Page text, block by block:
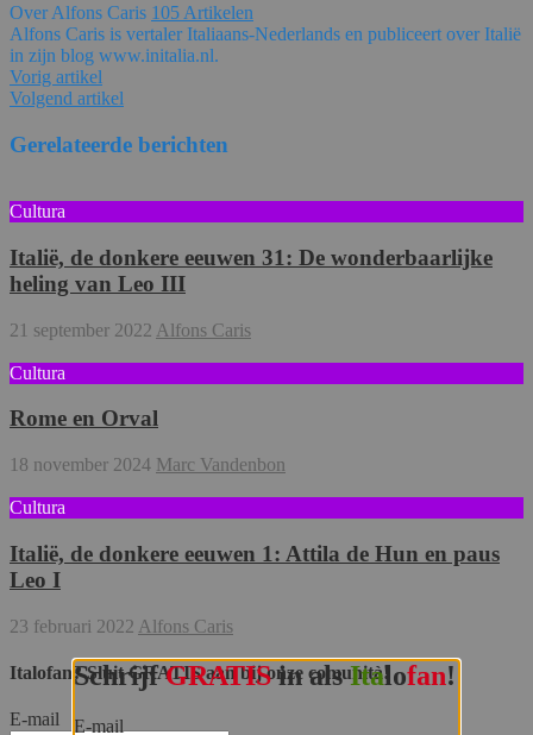
Over Alfons Caris 105 Artikelen
Alfons Caris is vertaler Italiaans-Nederlands en publiceert over Italië
in zijn blog www.initalia.nl.
Vorig artikel
Volgend artikel
Gerelateerde berichten
Cultura
Italië, de donkere eeuwen 31: De wonderbaarlijke
heling van Leo III
21 september 2022 Alfons Caris
Cultura
Rome en Orval
18 november 2024 Marc Vandenbon
Cultura
Italië, de donkere eeuwen 1: Attila de Hun en paus
Leo I
23 februari 2022 Alfons Caris
Italofan? Sluit GRATIS aan bij onze comunità!
E-mail
SchrijfGRATISin alsItalofan!
E-mail